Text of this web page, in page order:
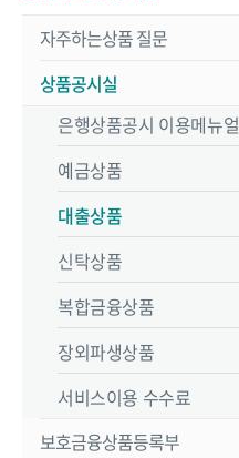
자주하는상품 질문
상품공시실
은행상품공시 이용메뉴얼
예금상품
대출상품
신탁상품
복합금융상품
장외파생상품
서비스이용 수수료
보호금융상품등록부